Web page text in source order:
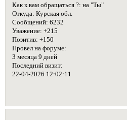
Как к вам обращаться ?: на "Ты"
Откуда: Курская обл.
Сообщений: 6232
Уважение: +215
Позитив: +150
Провел на форуме:
3 месяца 9 дней
Последний визит:
22-04-2026 12:02:11